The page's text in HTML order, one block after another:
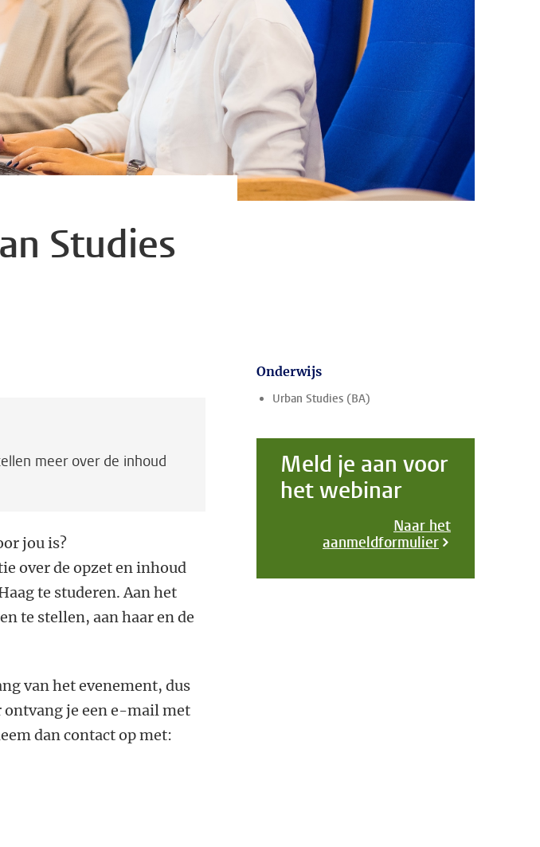
Studies
meer over de inhoud
jou is?
over de opzet en inhoud
te studeren. Aan het
te stellen, aan haar en de
van het evenement, dus
ontvang je een e-mail met
dan contact op met:
Onderwijs
Urban Studies (BA)
Meld je aan voor
het webinar
Naar het
aanmeldformulier